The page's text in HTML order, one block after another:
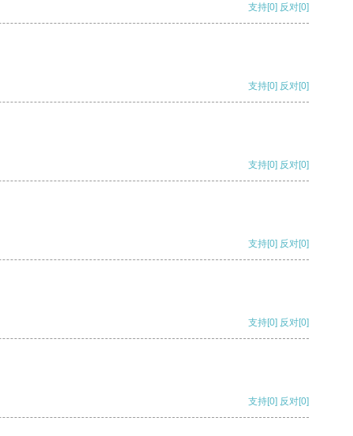
支持[0] 反对[0]
支持[0] 反对[0]
支持[0] 反对[0]
支持[0] 反对[0]
支持[0] 反对[0]
支持[0] 反对[0]